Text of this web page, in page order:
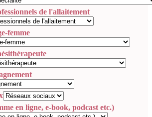
de l'allaitement
femme
en ligne, e-book, podcast etc.)